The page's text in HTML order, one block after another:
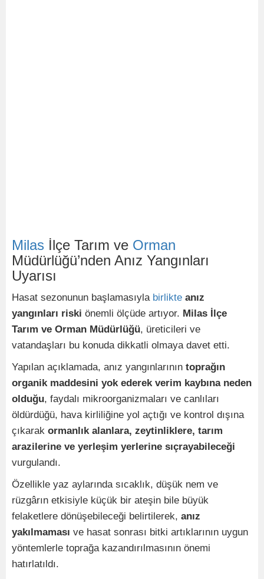
Milas İlçe Tarım ve Orman
Müdürlüğü’nden Anız Yangınları
Uyarısı
Hasat sezonunun başlamasıyla birlikte anız
yangınları riski önemli ölçüde artıyor. Milas İlçe
Tarım ve Orman Müdürlüğü, üreticileri ve
vatandaşları bu konuda dikkatli olmaya davet etti.
Yapılan açıklamada, anız yangınlarının toprağın
organik maddesini yok ederek verim kaybına neden
olduğu, faydalı mikroorganizmaları ve canlıları
öldürdüğü, hava kirliliğine yol açtığı ve kontrol dışına
çıkarak ormanlık alanlara, zeytinliklere, tarım
arazilerine ve yerleşim yerlerine sıçrayabileceği
vurgulandı.
Özellikle yaz aylarında sıcaklık, düşük nem ve
rüzgârın etkisiyle küçük bir ateşin bile büyük
felaketlere dönüşebileceği belirtilerek, anız
yakılmaması ve hasat sonrası bitki artıklarının uygun
yöntemlerle toprağa kazandırılmasının önemi
hatırlatıldı.